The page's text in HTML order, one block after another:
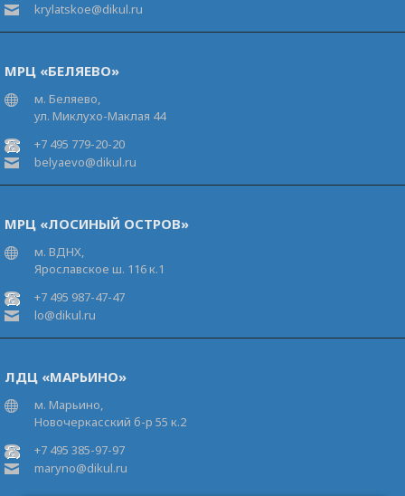
krylatskoe@dikul.ru
МРЦ «БЕЛЯЕВО»
м. Беляево,
ул. Миклухо-Маклая 44
+7 495 779-20-20
belyaevo@dikul.ru
МРЦ «ЛОСИНЫЙ ОСТРОВ»
м. ВДНХ,
Ярославское ш. 116 к.1
+7 495 987-47-47
lo@dikul.ru
ЛДЦ «МАРЬИНО»
м. Марьино,
Новочеркасский б-р 55 к.2
+7 495 385-97-97
maryno@dikul.ru